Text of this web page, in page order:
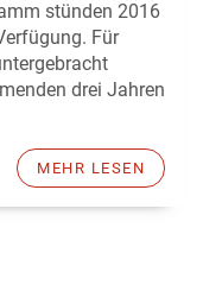
stünden 2016
Für
drei Jahren
MEHR LESEN